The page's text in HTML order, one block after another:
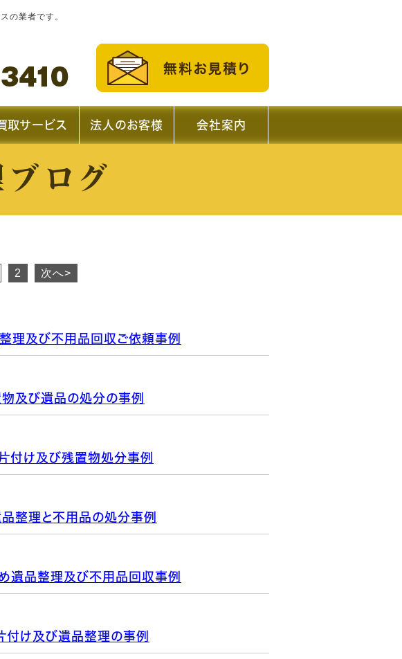
の業者です。
取サービス 法人のお客様 会社案内
ログ
2 次へ>
理及び不用品回収ご依頼事例
及び遺品の処分の事例
付け及び残置物処分事例
整理と不用品の処分事例
遺品整理及び不用品回収事例
付け及び遺品整理の事例